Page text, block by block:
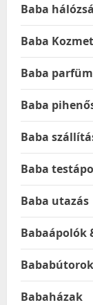
Baba
Baba
Baba
Baba
Baba
Baba
Baba utazás
Babaápolók
Bababútorok
Babaházak